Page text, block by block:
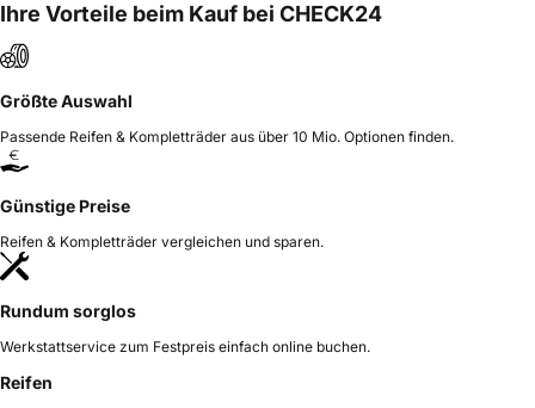
Ihre Vorteile beim Kauf bei CHECK24
Größte Auswahl
Passende Reifen & Kompletträder aus über 10 Mio. Optionen finden.
Günstige Preise
Reifen & Kompletträder vergleichen und sparen.
Rundum sorglos
Werkstattservice zum Festpreis einfach online buchen.
Reifen